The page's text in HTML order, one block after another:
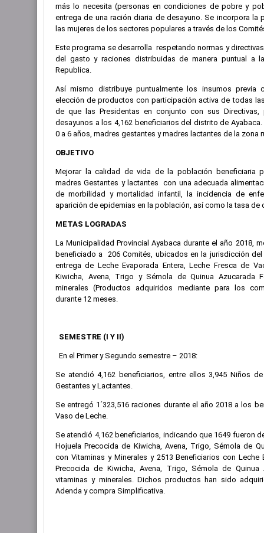
más lo necesita (personas en condiciones de pobre y
entrega de una ración diaria de desayuno. Se incorpora la
las mujeres de los sectores populares a través de los
Este programa se desarrolla respetando normas y
del gasto y raciones distribuidas de manera puntual a
Republica.
Así mismo distribuye puntualmente los insumos previa
elección de productos con participación activa de todas
de que las Presidentas en conjunto con sus Directivas,
desayunos a los 4,162 beneficiarios del distrito de
0 a 6 años, madres gestantes y madres lactantes de la zona
OBJETIVO
Mejorar la calidad de vida de la población beneficiaria
madres Gestantes y lactantes con una adecuada
de morbilidad y mortalidad infantil, la incidencia de
aparición de epidemias en la población, así como la tasa
METAS LOGRADAS
La Municipalidad Provincial Ayabaca durante el año 2018,
beneficiado a 206 Comités, ubicados en la jurisdicción
entrega de Leche Evaporada Entera, Leche Fresca de
Kiwicha, Avena, Trigo y Sémola de Quinua Azucarada
minerales (Productos adquiridos mediante para los
durante 12 meses.
SEMESTRE (I Y II)
En el Primer y Segundo semestre – 2018:
Se atendió 4,162 beneficiarios, entre ellos 3,945 Niños
Gestantes y Lactantes.
Se entregó 1´323,516 raciones durante el año 2018 a los
Vaso de Leche.
Se atendió 4,162 beneficiarios, indicando que 1649 fueron
Hojuela Precocida de Kiwicha, Avena, Trigo, Sémola de
con Vitaminas y Minerales y 2513 Beneficiarios con Leche
Precocida de Kiwicha, Avena, Trigo, Sémola de Quinua
vitaminas y minerales. Dichos productos han sido
Adenda y compra Simplificativa.